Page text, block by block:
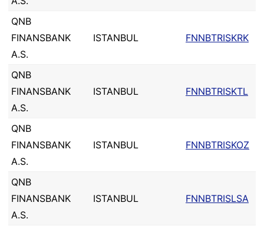
QNB
FINANSBANK
A.S.
ISTANBUL FNNBTRISKRK
QNB
FINANSBANK
A.S.
ISTANBUL FNNBTRISKTL
QNB
FINANSBANK
A.S.
ISTANBUL FNNBTRISKOZ
QNB
FINANSBANK
A.S.
ISTANBUL FNNBTRISLSA